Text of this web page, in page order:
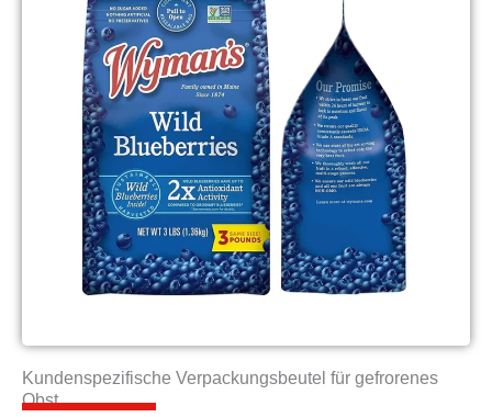
Kundenspezifische Verpackungsbeutel für gefrorenes
Obst